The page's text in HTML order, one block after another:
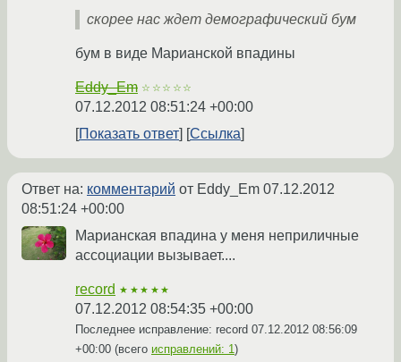
скорее нас ждет демографический бум
бум в виде Марианской впадины
Eddy_Em ☆☆☆☆☆
07.12.2012 08:51:24 +00:00
Показать ответ
Ссылка
Ответ на: комментарий от Eddy_Em 07.12.2012
08:51:24 +00:00
Марианская впадина у меня неприличные
ассоциации вызывает....
record ★★★★★
07.12.2012 08:54:35 +00:00
Последнее исправление: record 07.12.2012 08:56:09
+00:00 (всего исправлений: 1)